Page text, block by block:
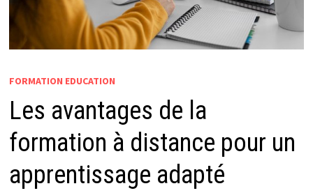
FORMATION EDUCATION
Les avantages de la
formation à distance pour un
apprentissage adapté